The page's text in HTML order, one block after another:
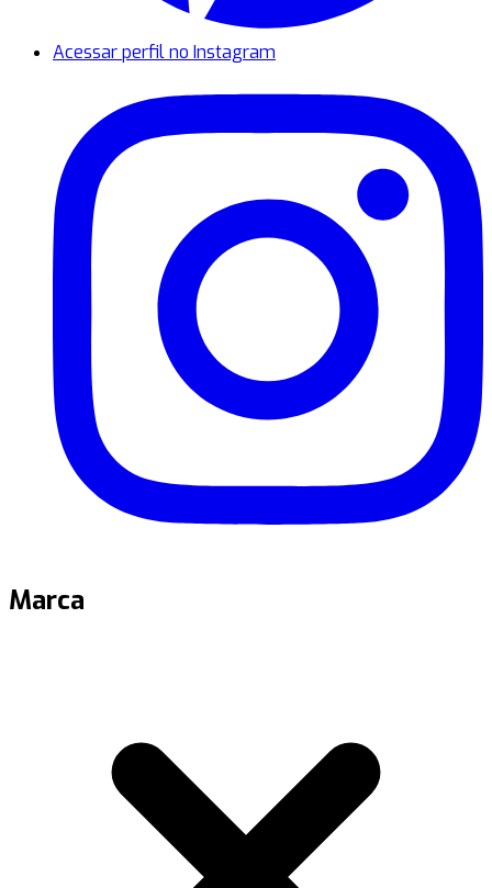
Acessar perfil no Instagram
Marca